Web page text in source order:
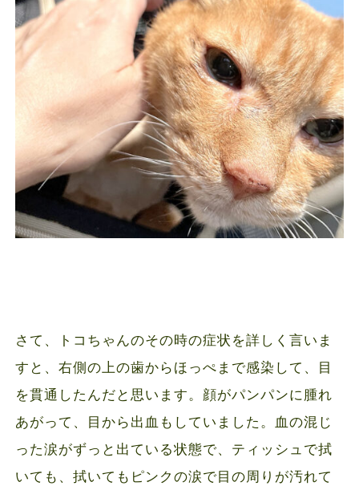
さて、トコちゃんのその時の症状を詳しく言いま
すと、右側の上の歯からほっぺまで感染して、目
を貫通したんだと思います。顔がパンパンに腫れ
あがって、目から出血もしていました。血の混じ
った涙がずっと出ている状態で、ティッシュで拭
いても、拭いてもピンクの涙で目の周りが汚れて